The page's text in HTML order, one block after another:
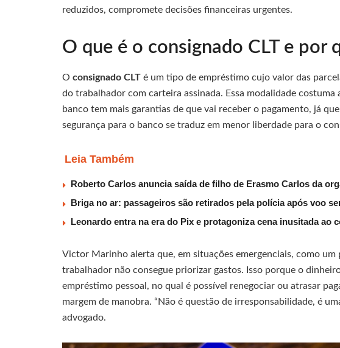
reduzidos, compromete decisões financeiras urgentes.
O que é o consignado CLT e por
O consignado CLT é um tipo de empréstimo cujo valor das
do trabalhador com carteira assinada. Essa modalidade
banco tem mais garantias de que vai receber o pagamento, já
segurança para o banco se traduz em menor liberdade para o
Leia Também
Roberto Carlos anuncia saída de filho de Erasmo Carlos da
Briga no ar: passageiros são retirados pela polícia após voo
Leonardo entra na era do Pix e protagoniza cena inusitada ao
Victor Marinho alerta que, em situações emergenciais, como um
trabalhador não consegue priorizar gastos. Isso porque o
empréstimo pessoal, no qual é possível renegociar ou atrasar
margem de manobra. “Não é questão de irresponsabilidade, é
advogado.